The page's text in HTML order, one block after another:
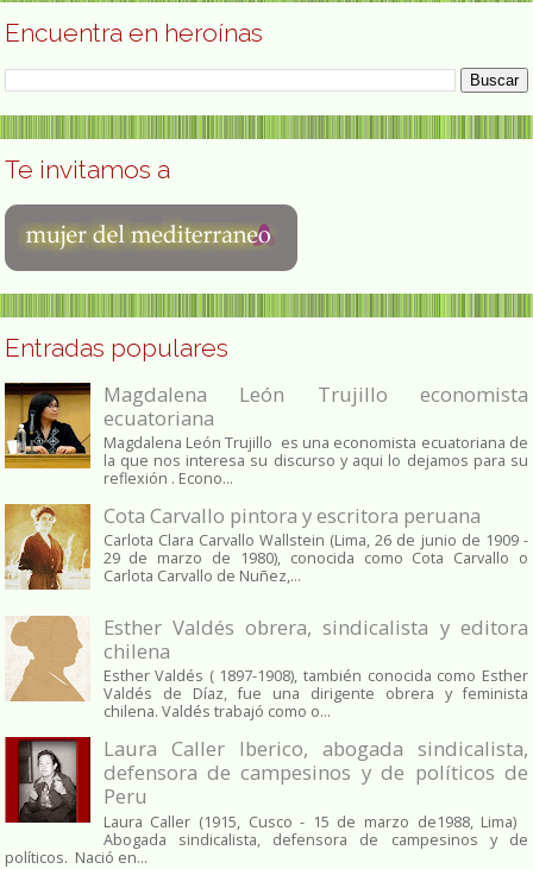
Encuentra en heroínas
Te invitamos a
Entradas populares
Magdalena León Trujillo economista
ecuatoriana
Magdalena León Trujillo es una economista ecuatoriana de
la que nos interesa su discurso y aqui lo dejamos para su
reflexión . Econo...
Cota Carvallo pintora y escritora peruana
Carlota Clara Carvallo Wallstein (Lima, 26 de junio de 1909 -
29 de marzo de 1980), conocida como Cota Carvallo o
Carlota Carvallo de Nuñez,...
Esther Valdés obrera, sindicalista y editora
chilena
Esther Valdés ( 1897-1908), también conocida como Esther
Valdés de Díaz, fue una dirigente obrera y feminista
chilena. Valdés trabajó como o...
Laura Caller Iberico, abogada sindicalista,
defensora de campesinos y de políticos de
Peru
Laura Caller (1915, Cusco - 15 de marzo de1988, Lima)
Abogada sindicalista, defensora de campesinos y de
políticos. Nació en...